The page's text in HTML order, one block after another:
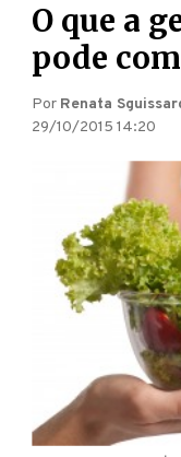
O que a
pode
Por Renata
29/10/2015 14:20